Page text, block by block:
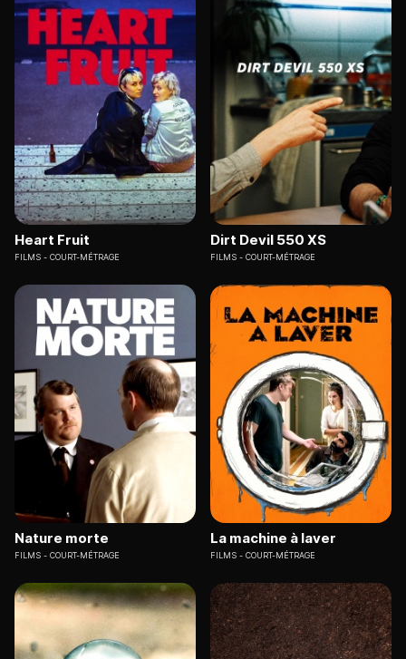
Heart Fruit
FILMS COURT-MÉTRAGE
Dirt Devil 550 XS
FILMS COURT-MÉTRAGE
Nature morte
FILMS COURT-MÉTRAGE
La machine à laver
FILMS COURT-MÉTRAGE